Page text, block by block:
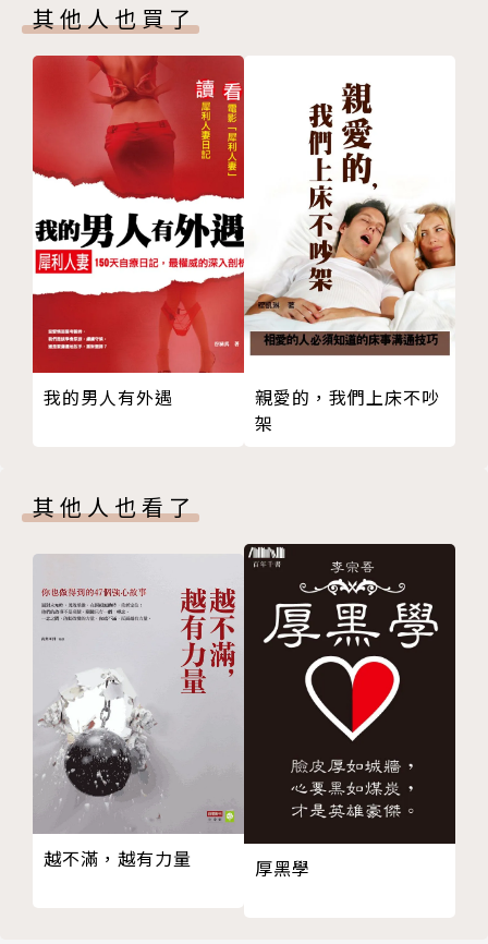
著有《心理衛生與適應》、《走出憂鬱──憂鬱症的輔
導諮商策略》、《從希望著手──希望理論在諮商上的
應用》，均由心理出版社發行。諸多研究論文發表於國
內外專業期刊，常有散文刊登於國外發行的中文《世界
日報》家園版。
不設限的人生
老化＝生機
九十五歲的新步伐
慢性子＝心細
不再和速度賽跑
逆境＝機會
叛逆＝有潛力
從揹石頭到撿黃金
分離＝獨立
聽自己的聲音，走自己的路
阻力＝助力
從零分出發的英語成績單
其他人也買了
我的男人有外遇
親愛的，我們上床不吵
架
其他人也看了
越不滿，越有力量 厚黑學